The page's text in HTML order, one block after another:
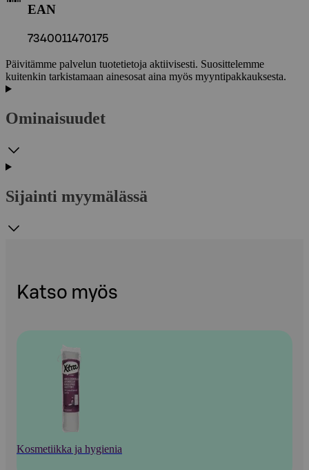
EAN
7340011470175
Päivitämme palvelun tuotetietoja aktiivisesti. Suosittelemme
kuitenkin tarkistamaan ainesosat aina myös myyntipakkauksesta.
Ominaisuudet
Sijainti myymälässä
Katso myös
Kosmetiikka ja hygienia